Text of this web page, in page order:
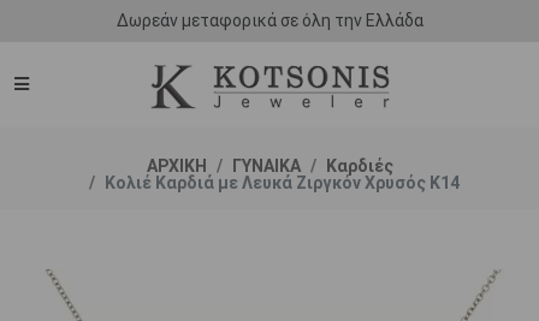
Δωρεάν μεταφορικά σε όλη την Ελλάδα
ΑΡΧΙΚΗ ΓΥΝΑΙΚΑ
Καρδιές
Κολιέ Καρδιά με Λευκά Ζιργκόν Χρυσός Κ14